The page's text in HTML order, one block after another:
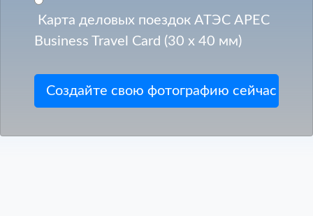
Карта деловых поездок АТЭС APEC
Business Travel Card (30 x 40 мм)